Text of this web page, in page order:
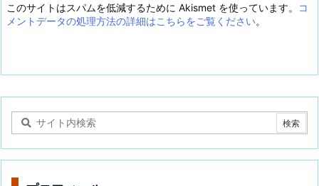
このサイトはスパムを低減するために Akismet を使っています。
コ
メントデータの処理方法の詳細はこちらをご覧ください。